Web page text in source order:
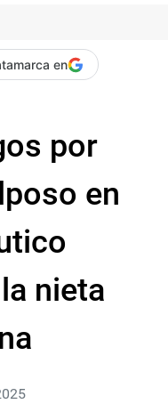
en
por
en
nieta